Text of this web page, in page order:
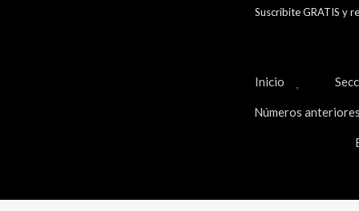
Suscribite GRATIS y
Inicio
Números